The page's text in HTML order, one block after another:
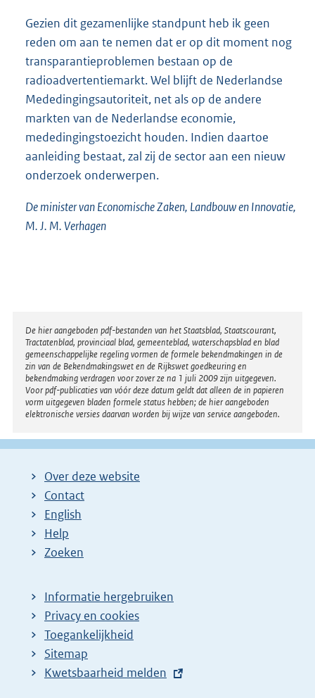
Gezien dit gezamenlijke standpunt heb ik geen
reden om aan te nemen dat er op dit moment nog
transparantieproblemen bestaan op de
radioadvertentiemarkt. Wel blijft de Nederlandse
Mededingingsautoriteit, net als op de andere
markten van de Nederlandse economie,
mededingingstoezicht houden. Indien daartoe
aanleiding bestaat, zal zij de sector aan een nieuw
onderzoek onderwerpen.
De minister van Economische Zaken, Landbouw en Innovatie,
M. J. M. Verhagen
Disclaimer
De hier aangeboden pdf-bestanden van het Staatsblad, Staatscourant,
Tractatenblad, provinciaal blad, gemeenteblad, waterschapsblad en blad
gemeenschappelijke regeling vormen de formele bekendmakingen in de
zin van de Bekendmakingswet en de Rijkswet goedkeuring en
bekendmaking verdragen voor zover ze na 1 juli 2009 zijn uitgegeven.
Voor pdf-publicaties van vóór deze datum geldt dat alleen de in papieren
vorm uitgegeven bladen formele status hebben; de hier aangeboden
elektronische versies daarvan worden bij wijze van service aangeboden.
Over deze website
Contact
English
Help
Zoeken
Informatie hergebruiken
Privacy en cookies
Toegankelijkheid
Sitemap
E
Kwetsbaarheid melden